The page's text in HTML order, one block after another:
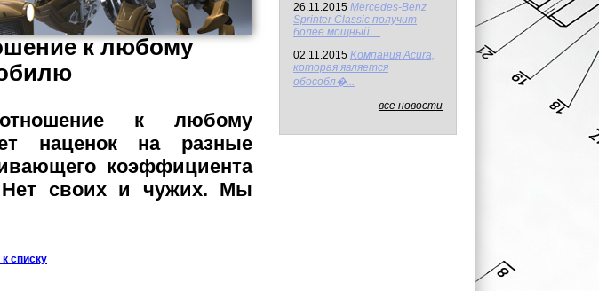
к любому
к любому
наценок на разные
коэффициента
Нет своих и чужих. Мы
списку
26.11.2015 Mercedes-Benz
Sprinter Classic получит
более мощный ...
02.11.2015 Kомпания Acura,
которая является
обособл�...
все новости